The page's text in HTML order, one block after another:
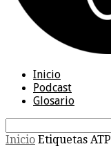
Inicio
Podcast
Glosario
Inicio Etiquetas ATP